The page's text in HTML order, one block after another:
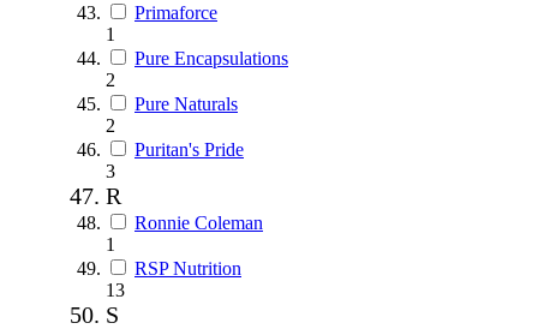
Primaforce
1
Pure Encapsulations
2
Pure Naturals
2
Puritan's Pride
3
R
Ronnie Coleman
1
RSP Nutrition
13
S